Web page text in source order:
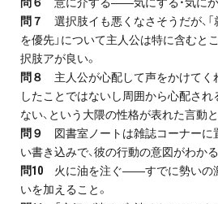
問７
選択肢イも悪くなさそうだが、
を優先」について主人公は特に含むと
択肢アが良い。
問８
主人公が心配して声をかけてく
したことではないし周囲から心配さ
ない、という大隈の性格が表れた言動
問９
図書室ノートは雑誌コーナーに
い書き込みで、彼の行動の意図がわかる
問10 火に油を注ぐ――すでに勢いの
いを加えること。